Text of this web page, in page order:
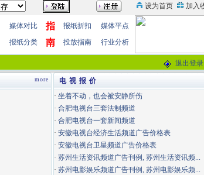
媒体对比
指
南
报纸折扣
媒体平点
报纸分类 投放指南 行业分析
退出登录
more
电 视 报 价
· 坐着不动，也会被安静所伤
· 合肥电视台三套法制频道
· 合肥电视台一套新闻频道
· 安徽电视台经济生活频道广告价格表
· 安徽电视台卫星频道广告价格表
· 苏州生活资讯频道广告刊例, 苏州生活资讯频...
· 苏州电影娱乐频道广告刊例, 苏州电影娱乐频...